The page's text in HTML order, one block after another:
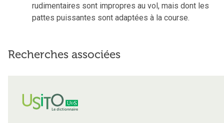
rudimentaires sont impropres au vol, mais dont les
pattes puissantes sont adaptées à la course.
Recherches associées